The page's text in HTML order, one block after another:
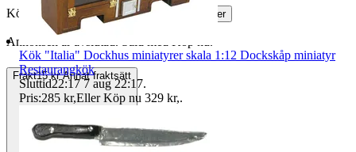
Köparskydd är valfritt hos företag.
Läs mer
Annonsen är avslutad. Såld med Köp nu.
Frakt15 kr Annat fraktsätt
Kök "Italia" Dockhus miniatyrer skala 1:12 Dockskåp miniatyr
Restaurangkök
Sluttid22:17 7 aug 22:17.
Pris:285 kr,Eller Köp nu 329 kr,.